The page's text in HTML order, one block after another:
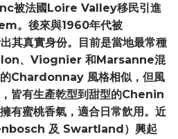
被法國Loire Valley移民引進
。後來與1960年代被
真實身份。目前是當地最常種
、Viognier 和Marsanne混
的Chardonnay 風格相似，但風
皆有生產乾型到甜型的Chenin
有蜜桃香氣，適合日常飲用。近
及 Swartland）興起